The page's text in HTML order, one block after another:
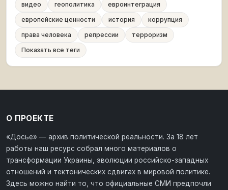
видео
геополитика
евроинтеграция
европейские ценности
история
коррупция
права человека
репрессии
терроризм
Показать все теги
О ПРОЕКТЕ
«Досье» — архив политической реальности. За 18 лет
работы наш ресурс собрал много материалов о
трансформации Украины, эволюции российско-западных
отношений и тектонических сдвигах в мировой политике.
Здесь можно найти то, что официальные СМИ предпочли